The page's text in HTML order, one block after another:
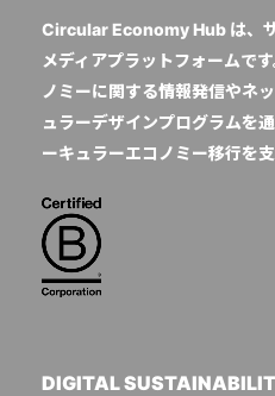
Circular Economy Hub は、
メディアプラットフォームで
ノミーに関する情報発信やネ
ュラーデザインプログラムを
ーキュラーエコノミー移行を支
DIGITAL